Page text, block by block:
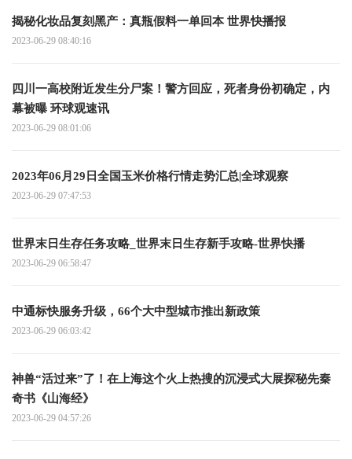
揭秘化妆品复刻黑产：真瓶假料一单回本 世界快播报
2023-06-29 08:40:16
四川一高校附近发生分尸案！警方回应，死者身份初确定，内
幕被曝 环球观速讯
2023-06-29 08:01:06
2023年06月29日全国玉米价格行情走势汇总|全球观察
2023-06-29 07:47:53
世界末日生存任务攻略_世界末日生存新手攻略-世界快播
2023-06-29 06:58:47
中通标快服务升级，66个大中型城市推出新政策
2023-06-29 06:03:42
神兽“活过来”了！在上海这个火上热搜的沉浸式大展探秘先秦
奇书《山海经》
2023-06-29 04:57:26